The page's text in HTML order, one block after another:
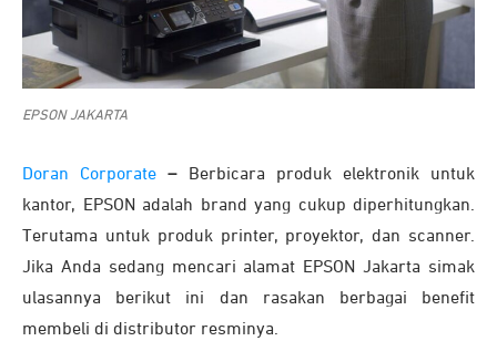
EPSON JAKARTA
Doran Corporate –
Berbicara produk elektronik untuk
kantor, EPSON adalah brand yang cukup diperhitungkan.
Terutama untuk produk printer, proyektor, dan scanner.
Jika Anda sedang mencari alamat EPSON Jakarta simak
ulasannya berikut ini dan rasakan berbagai benefit
membeli di distributor resminya.